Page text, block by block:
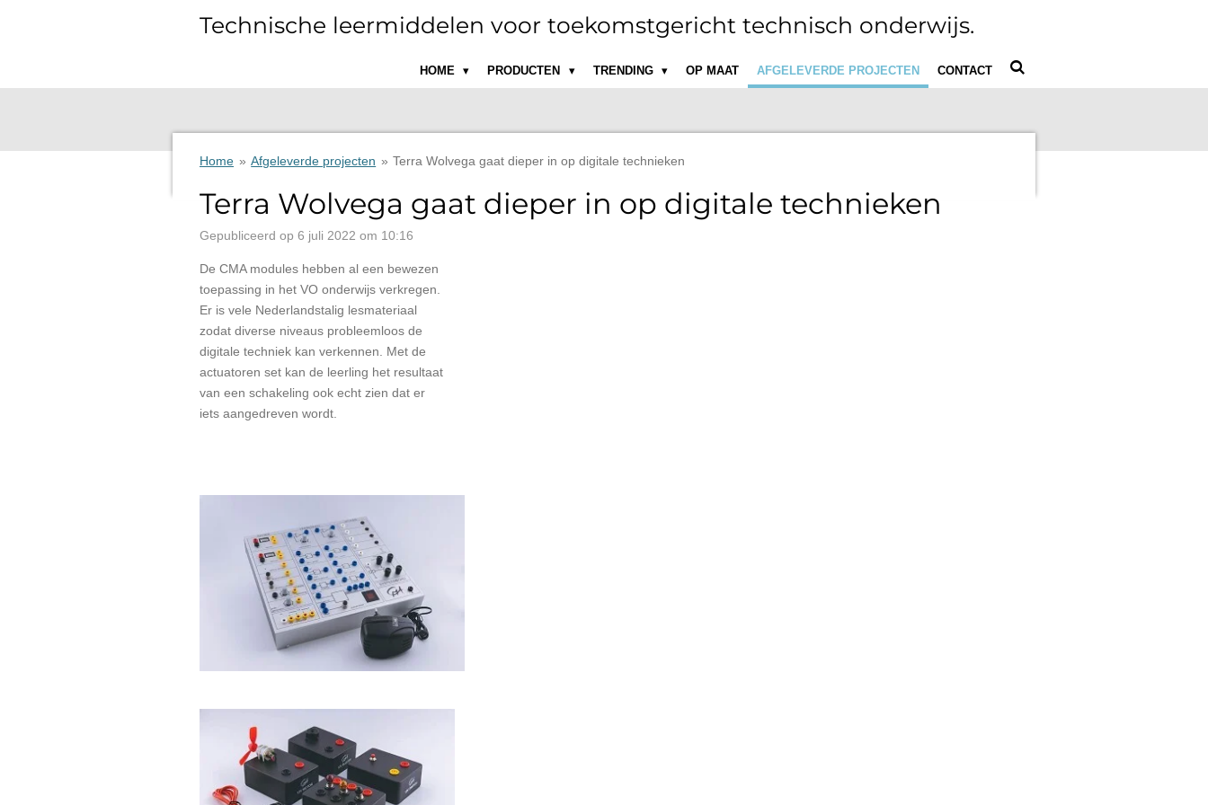
Technische leermiddelen voor toekomstgericht technisch onderwijs.
HOME PRODUCTEN TRENDING OP MAAT AFGELEVERDE PROJECTEN CONTACT
Home » Afgeleverde projecten » Terra Wolvega gaat dieper in op digitale technieken
Terra Wolvega gaat dieper in op digitale technieken
Gepubliceerd op 6 juli 2022 om 10:16
De CMA modules hebben al een bewezen
toepassing in het VO onderwijs verkregen.
Er is vele Nederlandstalig lesmateriaal
zodat diverse niveaus probleemloos de
digitale techniek kan verkennen. Met de
actuatoren set kan de leerling het resultaat
van een schakeling ook echt zien dat er
iets aangedreven wordt.